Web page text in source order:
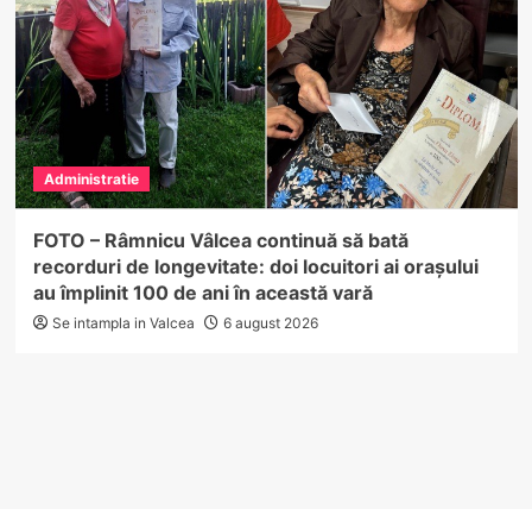
Administratie
FOTO – Râmnicu Vâlcea continuă să bată
recorduri de longevitate: doi locuitori ai orașului
au împlinit 100 de ani în această vară
Se intampla in Valcea 6 august 2026